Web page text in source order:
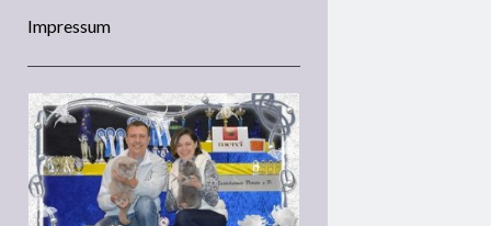
Impressum
Sidebar